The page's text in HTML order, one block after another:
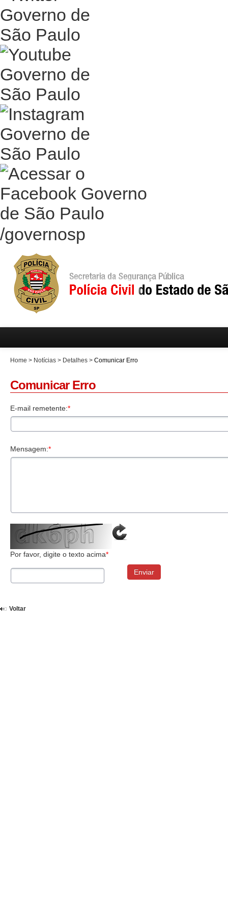
/governosp
Home > Notícias > Detalhes > Comunicar Erro
Comunicar Erro
E-mail remetente:*
Mensagem:*
Por favor, digite o texto acima*
Enviar
Voltar